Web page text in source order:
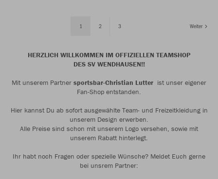
1 2 3 Weiter
HERZLICH WILLKOMMEN IM OFFIZIELLEN TEAMSHOP
DES SV WENDHAUSEN!!
Mit unserem Partner sportsbar-Christian Lutter ist unser eigener
Fan-Shop entstanden.
Hier kannst Du ab sofort ausgewählte Team- und Freizeitkleidung in
unserem Design erwerben.
Alle Preise sind schon mit unserem Logo versehen, sowie mit
unserem Rabatt hinterlegt.
Ihr habt noch Fragen oder spezielle Wünsche? Meldet Euch gerne
bei unsrem Partner: